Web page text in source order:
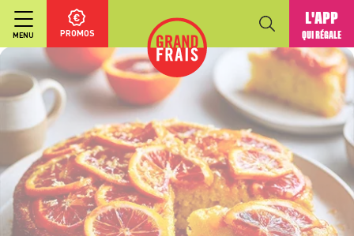
MENU PROMOS
L'APP
QUI RÉGALE